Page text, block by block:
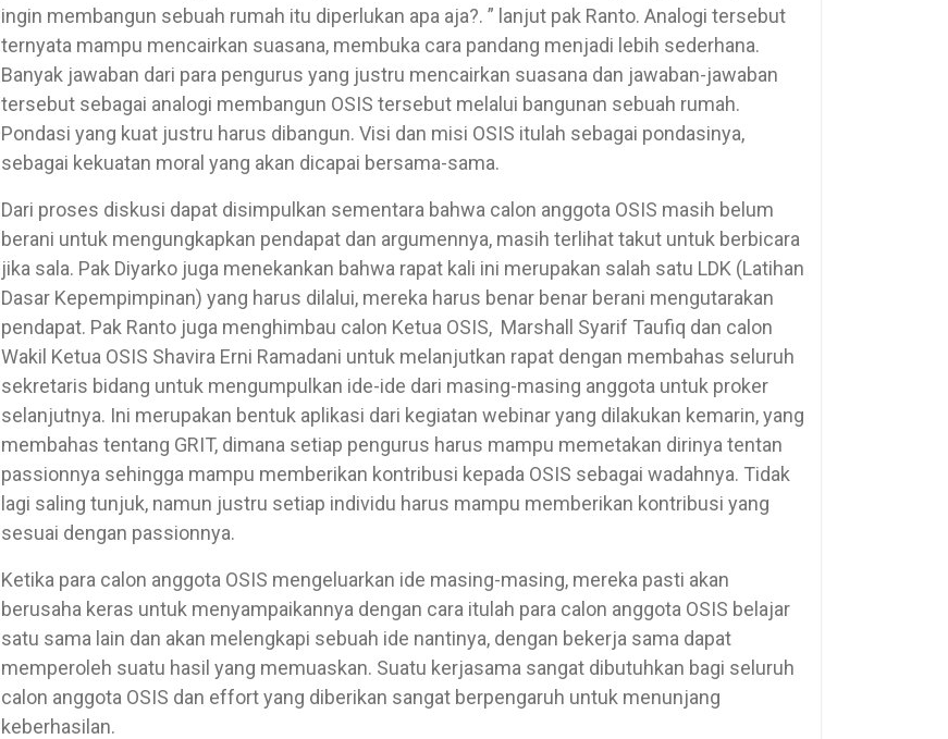
ingin membangun sebuah rumah itu diperlukan apa aja?. ” lanjut pak Ranto. Analogi tersebut
ternyata mampu mencairkan suasana, membuka cara pandang menjadi lebih sederhana.
Banyak jawaban dari para pengurus yang justru mencairkan suasana dan jawaban-jawaban
tersebut sebagai analogi membangun OSIS tersebut melalui bangunan sebuah rumah.
Pondasi yang kuat justru harus dibangun. Visi dan misi OSIS itulah sebagai pondasinya,
sebagai kekuatan moral yang akan dicapai bersama-sama.
Dari proses diskusi dapat disimpulkan sementara bahwa calon anggota OSIS masih belum
berani untuk mengungkapkan pendapat dan argumennya, masih terlihat takut untuk berbicara
jika sala. Pak Diyarko juga menekankan bahwa rapat kali ini merupakan salah satu LDK (Latihan
Dasar Kepempimpinan) yang harus dilalui, mereka harus benar benar berani mengutarakan
pendapat. Pak Ranto juga menghimbau calon Ketua OSIS, Marshall Syarif Taufiq dan calon
Wakil Ketua OSIS Shavira Erni Ramadani untuk melanjutkan rapat dengan membahas seluruh
sekretaris bidang untuk mengumpulkan ide-ide dari masing-masing anggota untuk proker
selanjutnya. Ini merupakan bentuk aplikasi dari kegiatan webinar yang dilakukan kemarin, yang
membahas tentang GRIT, dimana setiap pengurus harus mampu memetakan dirinya tentan
passionnya sehingga mampu memberikan kontribusi kepada OSIS sebagai wadahnya. Tidak
lagi saling tunjuk, namun justru setiap individu harus mampu memberikan kontribusi yang
sesuai dengan passionnya.
Ketika para calon anggota OSIS mengeluarkan ide masing-masing, mereka pasti akan
berusaha keras untuk menyampaikannya dengan cara itulah para calon anggota OSIS belajar
satu sama lain dan akan melengkapi sebuah ide nantinya, dengan bekerja sama dapat
memperoleh suatu hasil yang memuaskan. Suatu kerjasama sangat dibutuhkan bagi seluruh
calon anggota OSIS dan effort yang diberikan sangat berpengaruh untuk menunjang
keberhasilan.